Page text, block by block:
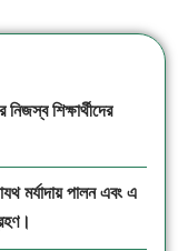
শিক্ষার্থীদের
মর্যাদায় পালন এবং এ